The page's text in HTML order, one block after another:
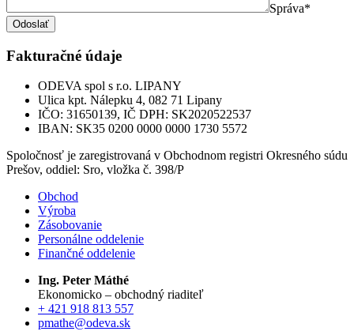
Správa*
Odoslať
Fakturačné údaje
ODEVA spol s r.o. LIPANY
Ulica kpt. Nálepku 4, 082 71 Lipany
IČO: 31650139, IČ DPH: SK2020522537
IBAN: SK35 0200 0000 0000 1730 5572
Spoločnosť je zaregistrovaná v Obchodnom registri Okresného súdu
Prešov, oddiel: Sro, vložka č. 398/P
Obchod
Výroba
Zásobovanie
Personálne oddelenie
Finančné oddelenie
Ing. Peter Máthé
Ekonomicko – obchodný riaditeľ
+ 421 918 813 557
pmathe@odeva.sk